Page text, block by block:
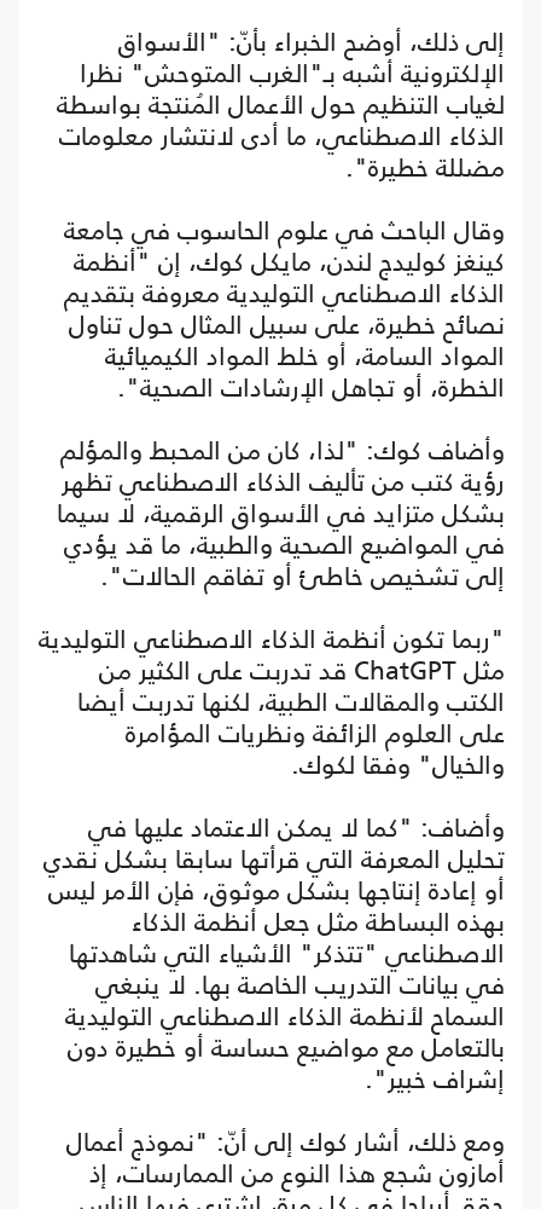
إلى ذلك، أوضح الخبراء بأنّ: "الأسواق
الإلكترونية أشبه بـ"الغرب المتوحش" نظرا
لغياب التنظيم حول الأعمال المُنتجة بواسطة
الذكاء الاصطناعي، ما أدى لانتشار معلومات
مضللة خطيرة".
وقال الباحث في علوم الحاسوب في جامعة
كينغز كوليدج لندن، مايكل كوك، إن "أنظمة
الذكاء الاصطناعي التوليدية معروفة بتقديم
نصائح خطيرة، على سبيل المثال حول تناول
المواد السامة، أو خلط المواد الكيميائية
الخطرة، أو تجاهل الإرشادات الصحية".
وأضاف كوك: "لذا، كان من المحبط والمؤلم
رؤية كتب من تأليف الذكاء الاصطناعي تظهر
بشكل متزايد في الأسواق الرقمية، لا سيما
في المواضيع الصحية والطبية، ما قد يؤدي
إلى تشخيص خاطئ أو تفاقم الحالات".
"ربما تكون أنظمة الذكاء الاصطناعي التوليدية
مثل ChatGPT قد تدربت على الكثير من
الكتب والمقالات الطبية، لكنها تدربت أيضا
على العلوم الزائفة ونظريات المؤامرة
والخيال" وفقا لكوك.
وأضاف: "كما لا يمكن الاعتماد عليها في
تحليل المعرفة التي قرأتها سابقا بشكل نقدي
أو إعادة إنتاجها بشكل موثوق، فإن الأمر ليس
بهذه البساطة مثل جعل أنظمة الذكاء
الاصطناعي "تتذكر" الأشياء التي شاهدتها
في بيانات التدريب الخاصة بها. لا ينبغي
السماح لأنظمة الذكاء الاصطناعي التوليدية
بالتعامل مع مواضيع حساسة أو خطيرة دون
إشراف خبير".
ومع ذلك، أشار كوك إلى أنّ: "نموذج أعمال
أمازون شجع هذا النوع من الممارسات، إذ